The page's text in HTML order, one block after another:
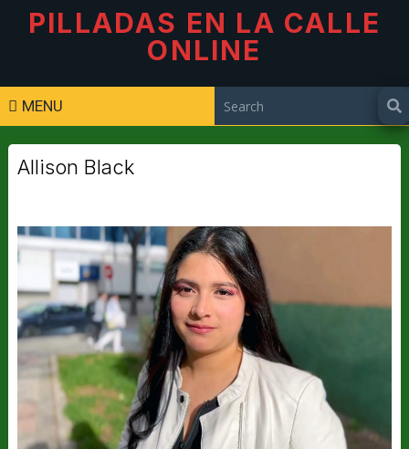
PILLADAS EN LA CALLE
ONLINE
MENU
Allison Black